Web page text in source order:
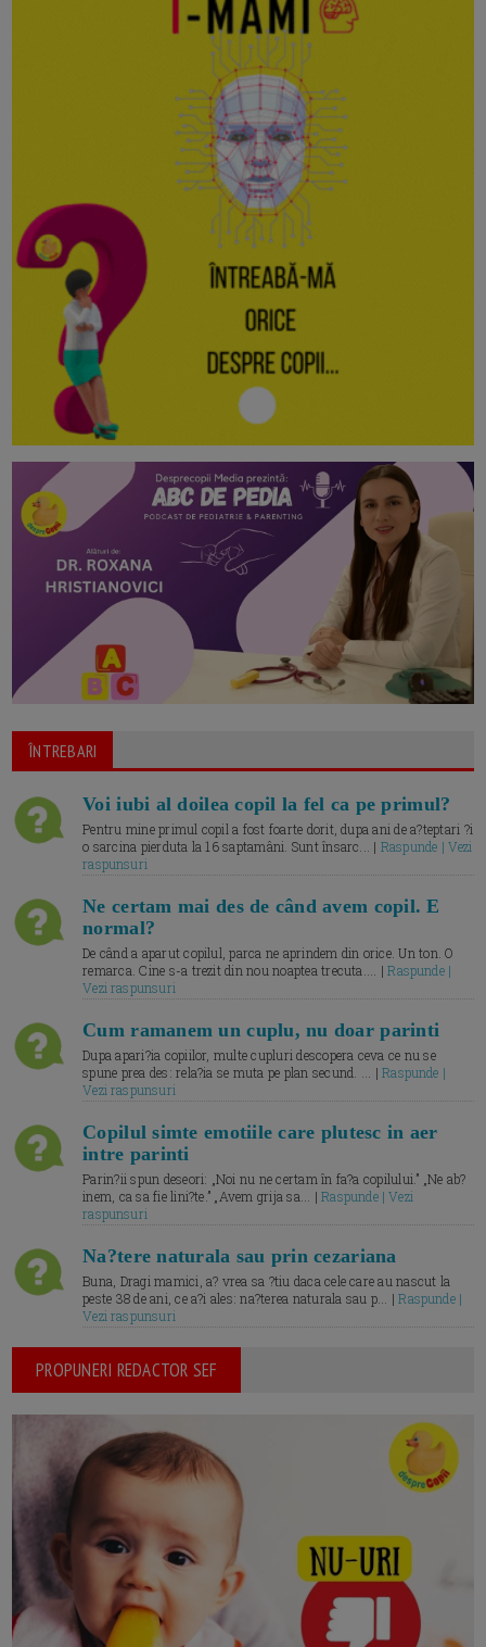
ÎNTREBARI
Voi iubi al doilea copil la fel ca pe primul?
Pentru mine primul copil a fost foarte dorit, dupa ani de a?teptari ?i
o sarcina pierduta la 16 saptamâni. Sunt însarc... | Raspunde | Vezi
raspunsuri
Ne certam mai des de când avem copil. E
normal?
De când a aparut copilul, parca ne aprindem din orice. Un ton. O
remarca. Cine s-a trezit din nou noaptea trecuta.... |Raspunde |
Vezi raspunsuri
Cum ramanem un cuplu, nu doar parinti
Dupa apari?ia copiilor, multe cupluri descopera ceva ce nu se
spune prea des: rela?ia se muta pe plan secund. ... |Raspunde |
Vezi raspunsuri
Copilul simte emotiile care plutesc in aer
intre parinti
Parin?ii spun deseori: „Noi nu ne certam în fa?a copilului.” „Ne ab?
inem, ca sa fie lini?te.” „Avem grija sa... |Raspunde | Vezi
raspunsuri
Na?tere naturala sau prin cezariana
Buna, Dragi mamici, a? vrea sa ?tiu daca cele care au nascut la
peste 38 de ani, ce a?i ales: na?terea naturala sau p... |Raspunde |
Vezi raspunsuri
PROPUNERI REDACTOR SEF